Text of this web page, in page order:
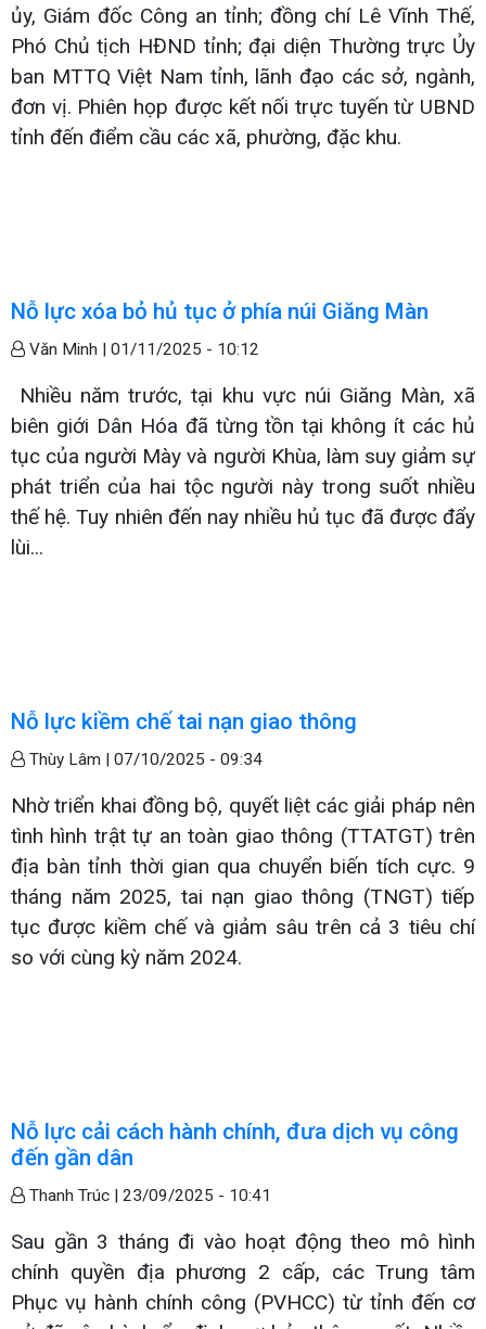
ủy, Giám đốc Công an tỉnh; đồng chí Lê Vĩnh Thế,
Phó Chủ tịch HĐND tỉnh; đại diện Thường trực Ủy
ban MTTQ Việt Nam tỉnh, lãnh đạo các sở, ngành,
đơn vị. Phiên họp được kết nối trực tuyến từ UBND
tỉnh đến điểm cầu các xã, phường, đặc khu.
Nỗ lực xóa bỏ hủ tục ở phía núi Giăng Màn
Văn Minh | 01/11/2025 - 10:12
Nhiều năm trước, tại khu vực núi Giăng Màn, xã
biên giới Dân Hóa đã từng tồn tại không ít các hủ
tục của người Mày và người Khùa, làm suy giảm sự
phát triển của hai tộc người này trong suốt nhiều
thế hệ. Tuy nhiên đến nay nhiều hủ tục đã được đẩy
lùi...
Nỗ lực kiềm chế tai nạn giao thông
Thùy Lâm | 07/10/2025 - 09:34
Nhờ triển khai đồng bộ, quyết liệt các giải pháp nên
tình hình trật tự an toàn giao thông (TTATGT) trên
địa bàn tỉnh thời gian qua chuyển biến tích cực. 9
tháng năm 2025, tai nạn giao thông (TNGT) tiếp
tục được kiềm chế và giảm sâu trên cả 3 tiêu chí
so với cùng kỳ năm 2024.
Nỗ lực cải cách hành chính, đưa dịch vụ công
đến gần dân
Thanh Trúc | 23/09/2025 - 10:41
Sau gần 3 tháng đi vào hoạt động theo mô hình
chính quyền địa phương 2 cấp, các Trung tâm
Phục vụ hành chính công (PVHCC) từ tỉnh đến cơ